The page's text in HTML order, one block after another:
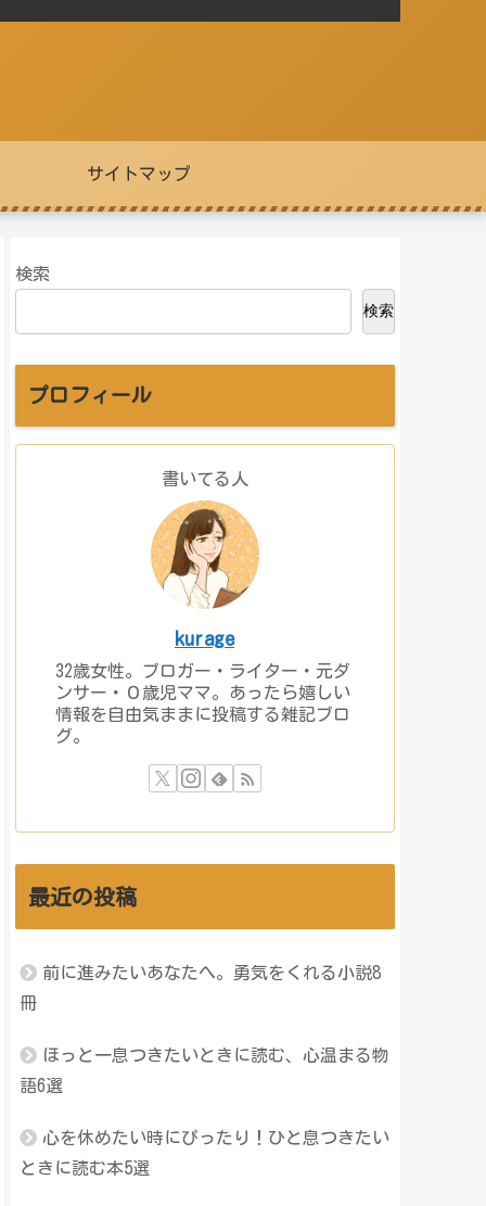
サイトマップ
検索
検索
プロフィール
書いてる人
kurage
32歳女性。ブロガー・ライター・元ダ
ンサー・０歳児ママ。あったら嬉しい
情報を自由気ままに投稿する雑記ブロ
グ。
最近の投稿
前に進みたいあなたへ。勇気をくれる小説8
冊
ほっと一息つきたいときに読む、心温まる物
語6選
心を休めたい時にぴったり！ひと息つきたい
ときに読む本5選